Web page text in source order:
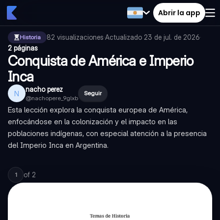
Abrir la app
Historia 82 visualizaciones·Actualizado 23 de jul. de 2026·
2 páginas
Conquista de América e Imperio
Inca
N nacho perez
@nachopere_9glxb
Seguir
Esta lección explora la conquista europea de América,
enfocándose en la colonización y el impacto en las
poblaciones indígenas, con especial atención a la presencia
del Imperio Inca en Argentina.
1 of 2